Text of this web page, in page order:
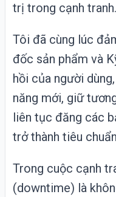
trị trong cạnh tranh.
Tôi đã cùng lúc
đốc sản phẩm và
hồi của người
năng mới, giữ
liên tục đăng các
trở thành tiêu
Trong cuộc cạnh
(downtime) là